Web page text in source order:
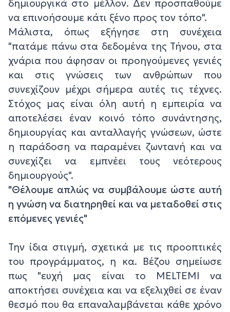
δημιουργικά στο μέλλον. Δεν προσπαθούμε
να επινοήσουμε κάτι ξένο προς τον τόπο".
Μάλιστα, όπως εξήγησε στη συνέχεια
"πατάμε πάνω στα δεδομένα της Τήνου, στα
χνάρια που άφησαν οι προηγούμενες γενιές
και στις γνώσεις των ανθρώπων που
συνεχίζουν μέχρι σήμερα αυτές τις τέχνες.
Στόχος μας είναι όλη αυτή η εμπειρία να
αποτελέσει έναν κοινό τόπο συνάντησης,
δημιουργίας και ανταλλαγής γνώσεων, ώστε
η παράδοση να παραμένει ζωντανή και να
συνεχίζει να εμπνέει τους νεότερους
δημιουργούς".
"Θέλουμε απλώς να συμβάλουμε ώστε αυτή
η γνώση να διατηρηθεί και να μεταδοθεί στις
επόμενες γενιές"
Την ίδια στιγμή, σχετικά με τις προοπτικές
του προγράμματος, η κα. Βέζου σημείωσε
πως "ευχή μας είναι το MELTEMI να
αποκτήσει συνέχεια και να εξελιχθεί σε έναν
θεσμό που θα επαναλαμβάνεται κάθε χρόνο